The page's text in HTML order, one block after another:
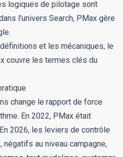
logiques de pilotage sont
l'univers Search, PMax gère
et les mécaniques, le
couvre les termes clés du
change le rapport de force
En 2022, PMax était
2026, les leviers de contrôle
au niveau campagne,